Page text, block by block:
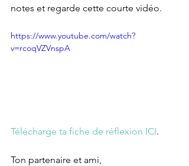
notes et regarde cette courte vidéo.
https://www.youtube.com/watch?
v=rcoqVZVnspA
Télécharge ta fiche de réflexion ICI.
Ton partenaire et ami,